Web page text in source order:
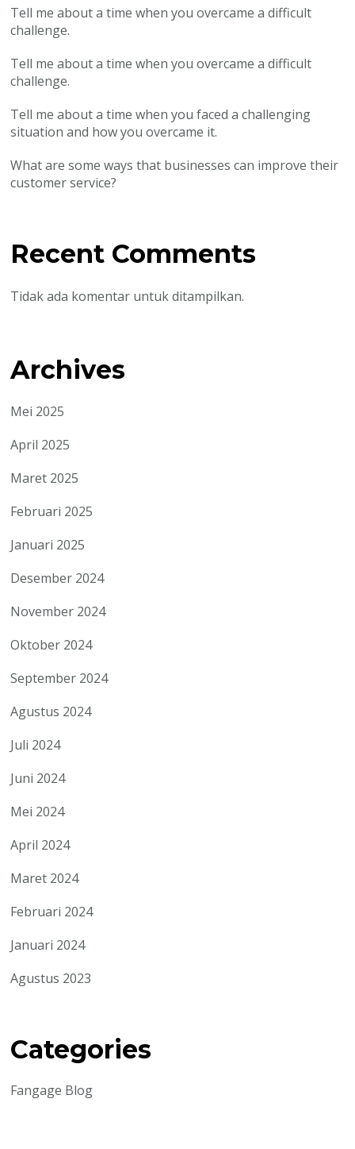
Tell me about a time when you overcame a difficult
challenge.
Tell me about a time when you overcame a difficult
challenge.
Tell me about a time when you faced a challenging
situation and how you overcame it.
What are some ways that businesses can improve their
customer service?
Recent Comments
Tidak ada komentar untuk ditampilkan.
Archives
Mei 2025
April 2025
Maret 2025
Februari 2025
Januari 2025
Desember 2024
November 2024
Oktober 2024
September 2024
Agustus 2024
Juli 2024
Juni 2024
Mei 2024
April 2024
Maret 2024
Februari 2024
Januari 2024
Agustus 2023
Categories
Fangage Blog